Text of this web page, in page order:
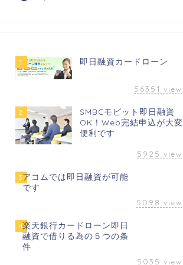
1 即日融資カードローン
56351 view
2
SMBCモビット即日融資
OK！Web完結申込が大変
便利です
5925 view
3アコムでは即日融資が可能
です
5098 view
4楽天銀行カードローン即日
融資で借りる為の５つの条
件
5035 view